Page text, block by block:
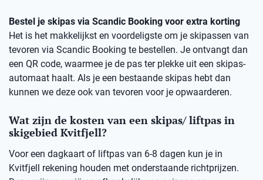
Bestel je skipas via Scandic Booking voor extra korting
Het is het makkelijkst en voordeligste om je skipassen van
tevoren via Scandic Booking te bestellen. Je ontvangt dan
een QR code, waarmee je de pas ter plekke uit een skipas-
automaat haalt. Als je een bestaande skipas hebt dan
kunnen we deze ook van tevoren voor je opwaarderen.
Wat zijn de kosten van een skipas/ liftpas in
skigebied Kvitfjell?
Voor een dagkaart of liftpas van 6-8 dagen kun je in
Kvitfjell rekening houden met onderstaande richtprijzen.